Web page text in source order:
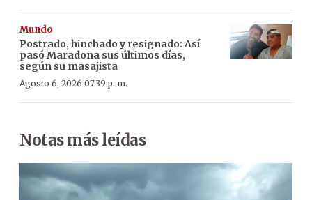
Mundo
Postrado, hinchado y resignado: Así
pasó Maradona sus últimos días,
según su masajista
Agosto 6, 2026 07:39 p. m.
Notas más leídas